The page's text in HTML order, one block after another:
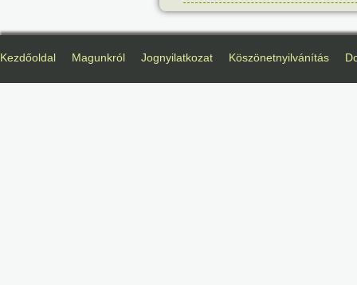
Kezdőoldal Magunkról Jognyilatkozat Köszönetnyilvánítás